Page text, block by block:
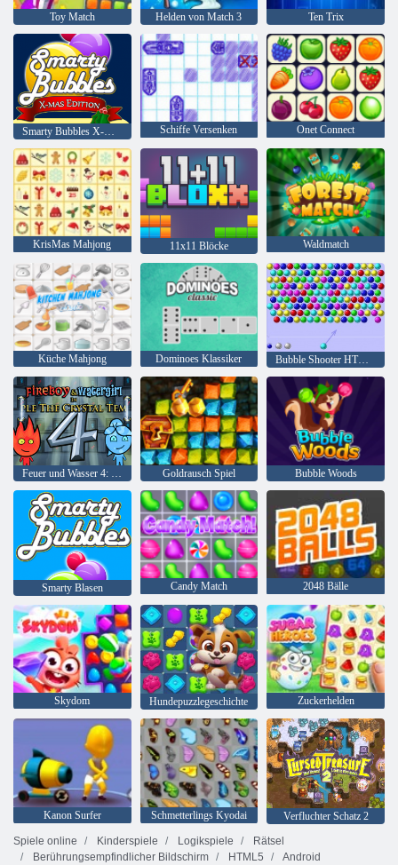
Toy Match Helden von Match 3 Ten Trix
Schiffe Versenken Onet Connect
KrisMas Mahjong 11x11 Blöcke Waldmatch
Küche Mahjong Dominoes Klassiker Bubble Shooter HTML5
Feuer und Wasser 4: Kristalltempel Goldrausch Spiel Bubble Woods
Smarty Blasen Candy Match 2048 Bälle
Skydom Hundepuzzlegeschichte Zuckerhelden
Kanon Surfer Schmetterlings Kyodai
Verfluchter Schatz 2
Spiele online
Kinderspiele Logikspiele
Rätsel
Berührungsempfindlicher Bildschirm
HTML5 Android